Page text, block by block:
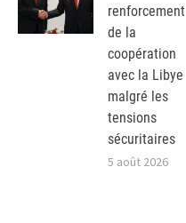
renforcement
de la
coopération
avec la Libye
malgré les
tensions
sécuritaires
5 août 2026